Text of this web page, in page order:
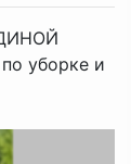
уборке и